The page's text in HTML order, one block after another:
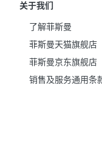
关于我们
了解菲斯曼
菲斯曼天猫旗舰店
菲斯曼京东旗舰店
销售及服务通用条